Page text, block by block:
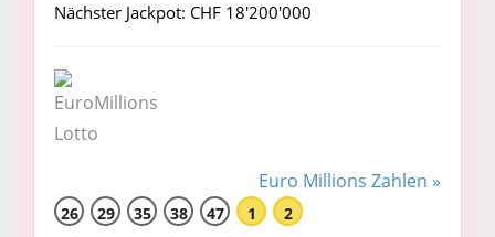
Nächster Jackpot: CHF 18'200'000
Euro Millions Zahlen »
26 29 35 38 47 1 2